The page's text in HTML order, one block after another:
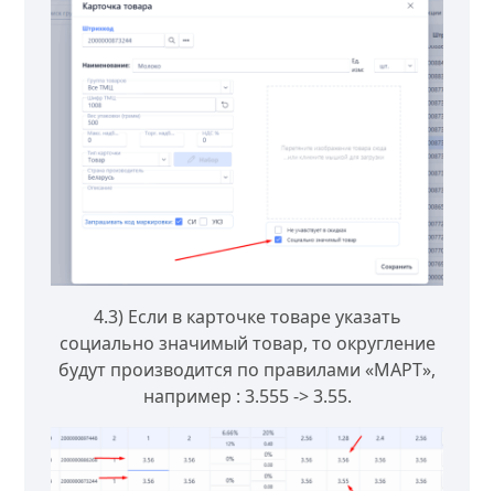
4.3) Если в карточке товаре указать
социально значимый товар, то округление
будут производится по правилами «МАРТ»,
например : 3.555 -> 3.55.